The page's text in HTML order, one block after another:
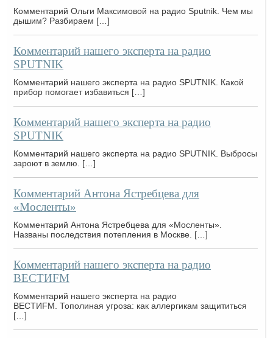
Комментарий Ольги Максимовой на радио Sputnik. Чем мы
дышим? Разбираем […]
Комментарий нашего эксперта на радио
SPUTNIK
Комментарий нашего эксперта на радио SPUTNIK. Какой
прибор помогает избавиться […]
Комментарий нашего эксперта на радио
SPUTNIK
Комментарий нашего эксперта на радио SPUTNIK. Выбросы
зароют в землю. […]
Комментарий Антона Ястребцева для
«Мосленты»
Комментарий Антона Ястребцева для «Мосленты».
Названы последствия потепления в Москве. […]
Комментарий нашего эксперта на радио
ВЕСТИFM
Комментарий нашего эксперта на радио
ВЕСТИFM. Тополиная угроза: как аллергикам защититься
[…]